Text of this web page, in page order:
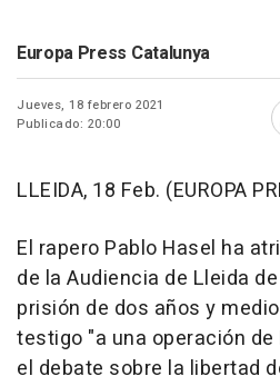
Europa Press Catalunya
Jueves, 18 febrero 2021
Publicado: 20:00
LLEIDA, 18 Feb. (EUROPA
El rapero Pablo Hasel ha
de la Audiencia de Lleida
prisión de dos años y
testigo "a una operación
el debate sobre la libertad